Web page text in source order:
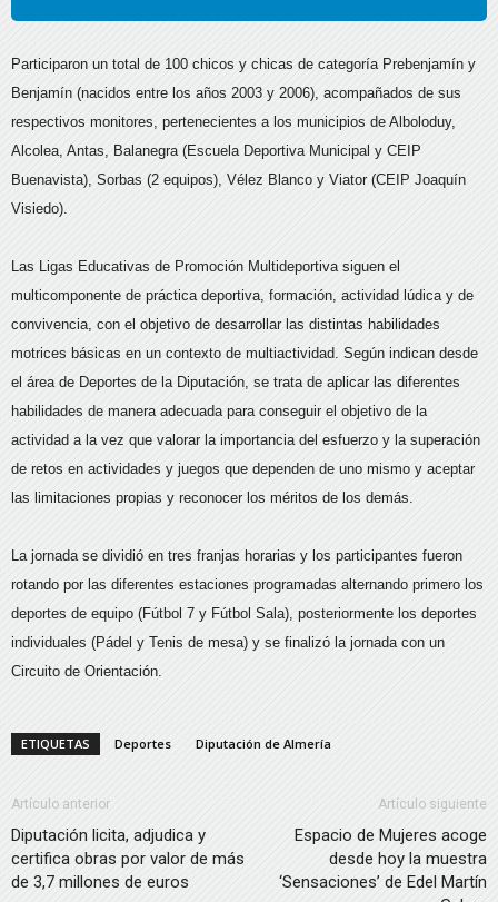
Participaron un total de 100 chicos y chicas de categoría Prebenjamín y
Benjamín (nacidos entre los años 2003 y 2006), acompañados de sus
respectivos monitores, pertenecientes a los municipios de Alboloduy,
Alcolea, Antas, Balanegra (Escuela Deportiva Municipal y CEIP
Buenavista), Sorbas (2 equipos), Vélez Blanco y Viator (CEIP Joaquín
Visiedo).
Las Ligas Educativas de Promoción Multideportiva siguen el
multicomponente de práctica deportiva, formación, actividad lúdica y de
convivencia, con el objetivo de desarrollar las distintas habilidades
motrices básicas en un contexto de multiactividad. Según indican desde
el área de Deportes de la Diputación, se trata de aplicar las diferentes
habilidades de manera adecuada para conseguir el objetivo de la
actividad a la vez que valorar la importancia del esfuerzo y la superación
de retos en actividades y juegos que dependen de uno mismo y aceptar
las limitaciones propias y reconocer los méritos de los demás.
La jornada se dividió en tres franjas horarias y los participantes fueron
rotando por las diferentes estaciones programadas alternando primero los
deportes de equipo (Fútbol 7 y Fútbol Sala), posteriormente los deportes
individuales (Pádel y Tenis de mesa) y se finalizó la jornada con un
Circuito de Orientación.
ETIQUETAS Deportes Diputación de Almería
Artículo anterior
Diputación licita, adjudica y
certifica obras por valor de más
de 3,7 millones de euros
Artículo siguiente
Espacio de Mujeres acoge
desde hoy la muestra
‘Sensaciones’ de Edel Martín